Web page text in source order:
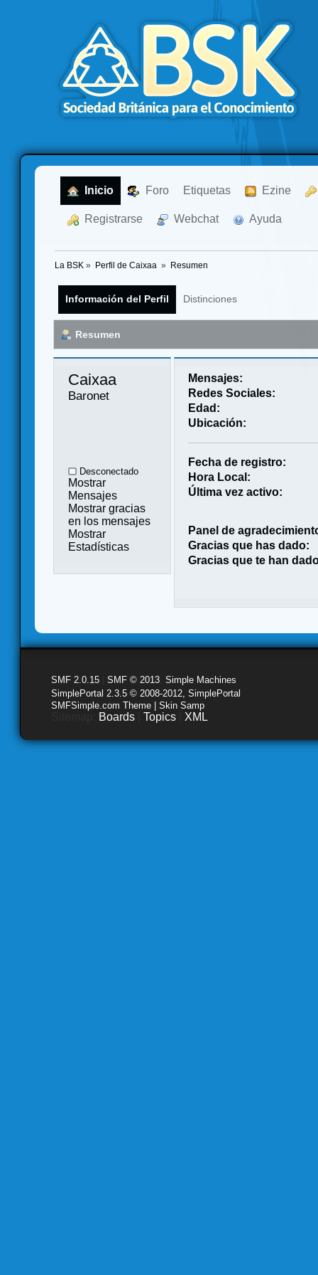
Inicio Foro Etiquetas Ezine
Registrarse Webchat Ayuda
La BSK » Perfil de Caixaa » Resumen
Información del Perfil Distinciones
Resumen
Caixaa
Baronet
Desconectado
Mostrar
Mensajes
Mostrar gracias
en los mensajes
Mostrar
Estadísticas
Mensajes:
Redes Sociales:
Edad:
Ubicación:
Fecha de registro:
Hora Local:
Última vez activo:
Panel de
Gracias que has dado:
Gracias que te han
SMF 2.0.15 SMF © 2013 Simple Machines
SimplePortal 2.3.5 © 2008-2012, SimplePortal
SMFSimple.com Theme | Skin Samp
Boards Topics XML